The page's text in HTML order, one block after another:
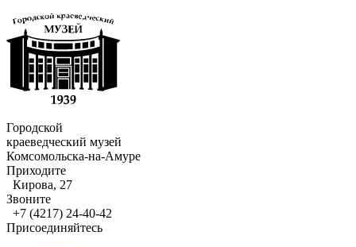
Городской
краеведческий музей
Комсомольска-на-Амуре
Приходите
Кирова, 27
Звоните
+7 (4217) 24-40-42
Присоединяйтесь